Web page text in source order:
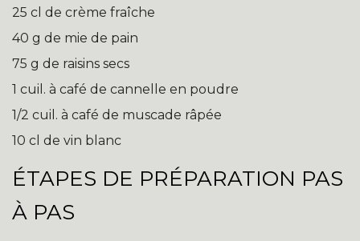
25 cl de crème fraîche
40 g de mie de pain
75 g de raisins secs
1 cuil. à café de cannelle en poudre
1/2 cuil. à café de muscade râpée
10 cl de vin blanc
ÉTAPES DE PRÉPARATION PAS
À PAS